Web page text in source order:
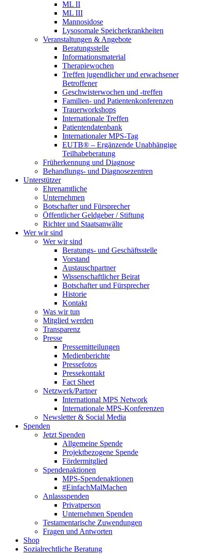
ML II
ML III
Mannosidose
Lysosomale Speicherkrankheiten
Veranstaltungen & Angebote
Beratungsstelle
Informationsmaterial
Therapiewochen
Treffen jugendlicher und erwachsener
Betroffener
Geschwisterwochen und -treffen
Familien- und Patientenkonferenzen
Trauerworkshops
Internationale Treffen
Patientendatenbank
Internationaler MPS-Tag
EUTB® – Ergänzende Unabhängige
Teilhabeberatung
Früherkennung und Diagnose
Behandlungs- und Diagnosezentren
Unterstützer
Ehrenamtliche
Unternehmen
Botschafter und Fürsprecher
Öffentlicher Geldgeber / Stiftung
Richter und Staatsanwälte
Wer wir sind
Wer wir sind
Beratungs- und Geschäftsstelle
Vorstand
Austauschpartner
Wissenschaftlicher Beirat
Botschafter und Fürsprecher
Historie
Kontakt
Was wir tun
Mitglied werden
Transparenz
Presse
Pressemitteilungen
Medienberichte
Pressefotos
Pressekontakt
Fact Sheet
Netzwerk/Partner
International MPS Network
Internationale MPS-Konferenzen
Newsletter & Social Media
Spenden
Jetzt Spenden
Allgemeine Spende
Projektbezogene Spende
Fördermitglied
Spendenaktionen
MPS-Spendenaktionen
#EinfachMalMachen
Anlassspenden
Privatperson
Unternehmen Spenden
Testamentarische Zuwendungen
Fragen und Antworten
Shop
Sozialrechtliche Beratung